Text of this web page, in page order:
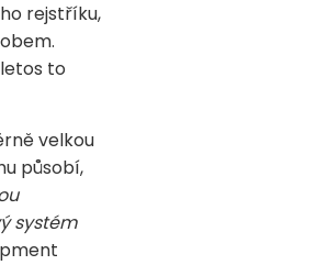
rejstříku,
to
velkou
působí,
systém